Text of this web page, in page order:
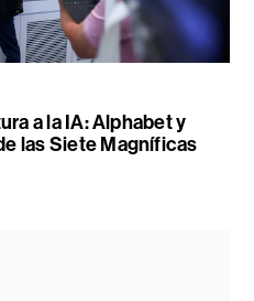
a la IA: Alphabet y
las Siete Magníficas